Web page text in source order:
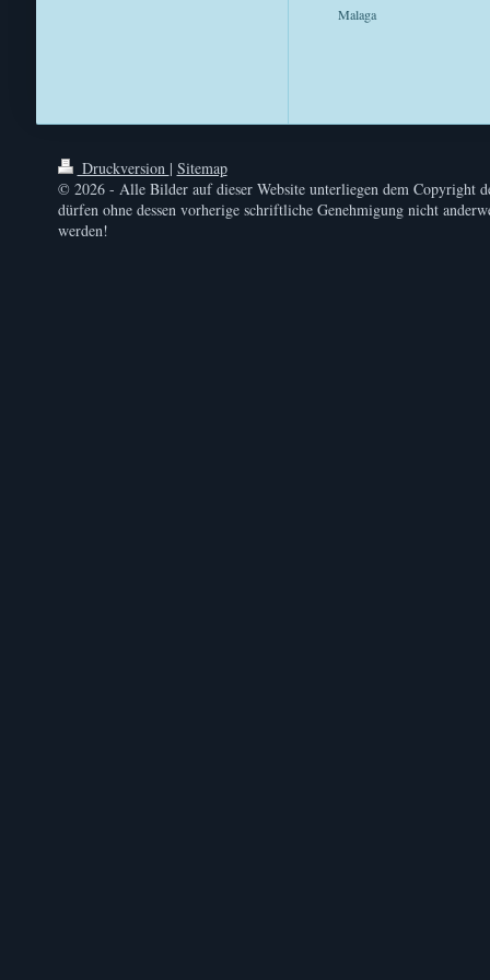
Malaga
Druckversion | Sitemap
© 2026 - Alle Bilder auf dieser Website unterliegen dem Copyright
dürfen ohne dessen vorherige schriftliche Genehmigung nicht
werden!